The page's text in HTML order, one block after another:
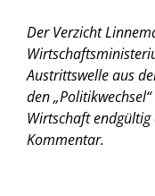
Der Verzicht
Austrittswelle aus
den
Wirtschaft
Kommentar.